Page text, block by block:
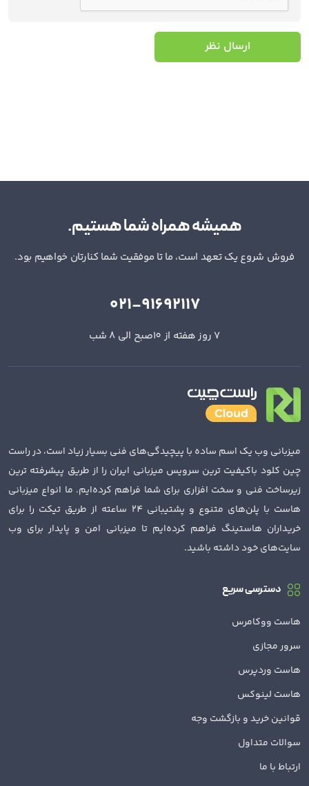
ارسال نظر
همیشه همراه شما هستیم.
فروش شروع یک تعهد است، ما تا موفقیت شما کنارتان خواهیم بود.
021-91692117
7 روز هفته از 10صبح الی 8 شب
میزبانی وب یک اسم ساده با پیچیدگی‌های فنی بسیار زیاد است، در راست
چین کلود باکیفیت ترین سرویس میزبانی ایران را از طریق پیشرفته ترین
زیرساخت فنی و سخت افزاری برای شما فراهم کرده‌ایم. ما انواع میزبانی
هاست با پلن‌های متنوع و پشتیبانی 24 ساعته از طریق تیکت را برای
خریداران هاستینگ فراهم کرده‌ایم تا میزبانی امن و پایدار برای وب
سایت‌های خود داشته باشید.
دسترسی سریع
هاست ووکامرس
سرور مجازی
هاست وردپرس
هاست لینوکس
قوانین خرید و بازگشت وجه
سوالات متداول
ارتباط با ما